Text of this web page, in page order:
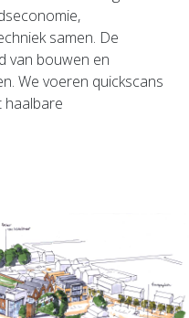
samen. De
van bouwen en
We voeren quickscans
haalbare